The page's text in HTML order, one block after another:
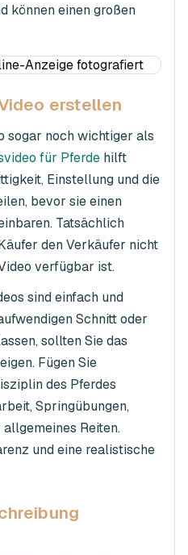
können einen großen
erstellen
sogar noch wichtiger als
für Pferde hilft
Einstellung und die
bevor sie einen
Tatsächlich
den Verkäufer nicht
verfügbar ist.
sind einfach und
Schnitt oder
sollten Sie das
Fügen Sie
des Pferdes
Springübungen,
Reiten.
und eine realistische